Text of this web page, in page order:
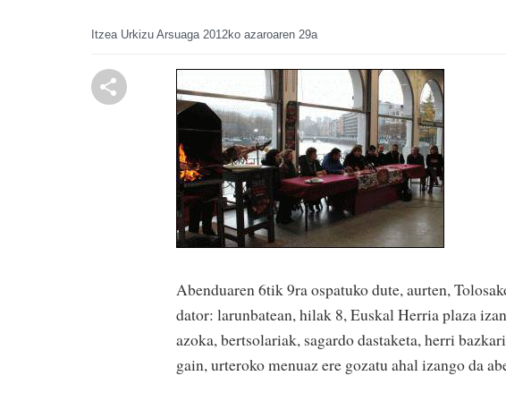
Itzea Urkizu Arsuaga 2012ko azaroaren 29a
Abenduaren 6tik 9ra ospatuko dute, aurten,
dator: larunbatean, hilak 8, Euskal Herria plaza
azoka, bertsolariak, sagardo dastaketa, herri
gain, urteroko menuaz ere gozatu ahal izango da